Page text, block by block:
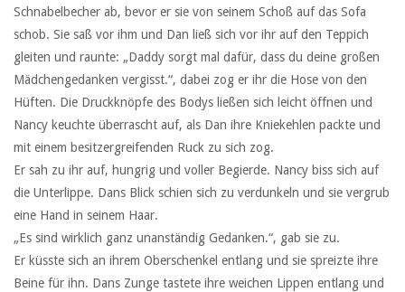
Schnabelbecher ab, bevor er sie von seinem Schoß auf das Sofa
schob. Sie saß vor ihm und Dan ließ sich vor ihr auf den Teppich
gleiten und raunte: „Daddy sorgt mal dafür, dass du deine großen
Mädchengedanken vergisst.“, dabei zog er ihr die Hose von den
Hüften. Die Druckknöpfe des Bodys ließen sich leicht öffnen und
Nancy keuchte überrascht auf, als Dan ihre Kniekehlen packte und
mit einem besitzergreifenden Ruck zu sich zog.
Er sah zu ihr auf, hungrig und voller Begierde. Nancy biss sich auf
die Unterlippe. Dans Blick schien sich zu verdunkeln und sie vergrub
eine Hand in seinem Haar.
„Es sind wirklich ganz unanständig Gedanken.“, gab sie zu.
Er küsste sich an ihrem Oberschenkel entlang und sie spreizte ihre
Beine für ihn. Dans Zunge tastete ihre weichen Lippen entlang und